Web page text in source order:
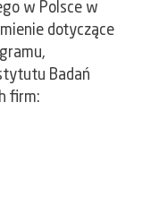
w Polsce w
dotyczące
Badań
firm: